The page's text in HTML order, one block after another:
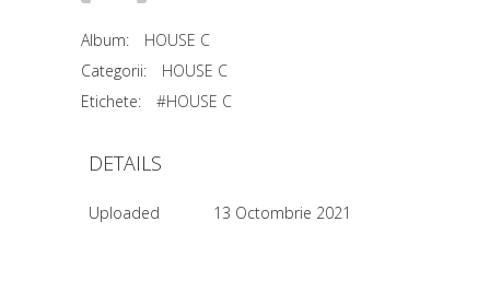
Album:
HOUSE C
Categorii:
HOUSE C
Etichete:
#HOUSE C
DETAILS
Uploaded 13 Octombrie 2021